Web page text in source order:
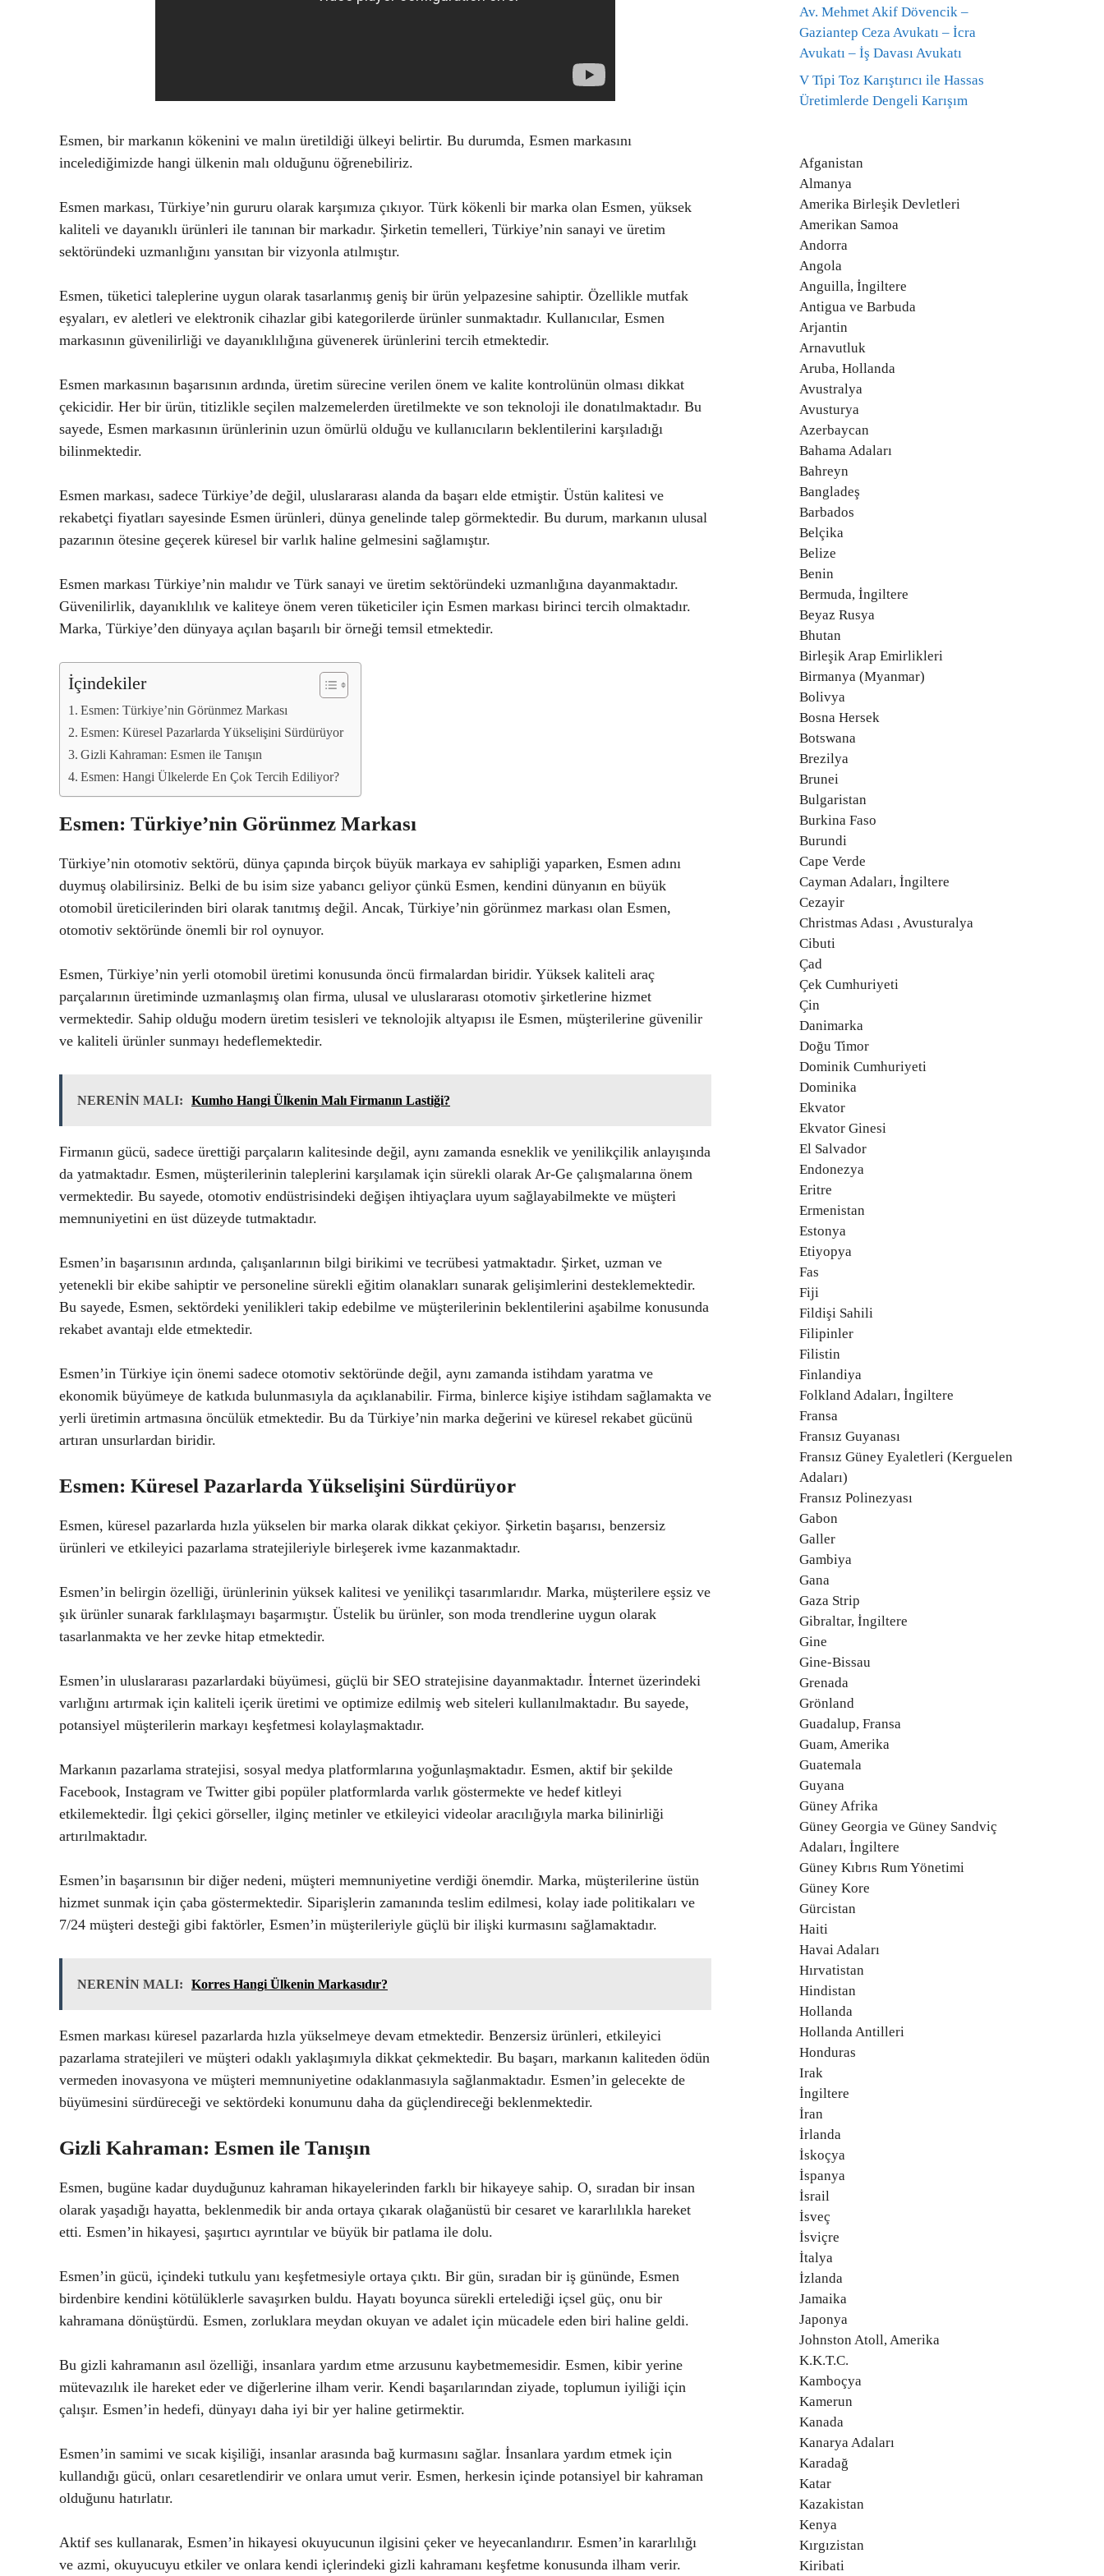
Esmen, bir markanın kökenini ve malın üretildiği ülkeyi belirtir. Bu durumda, Esmen markasını
incelediğimizde hangi ülkenin malı olduğunu öğrenebiliriz.
Esmen markası, Türkiye’nin gururu olarak karşımıza çıkıyor. Türk kökenli bir marka olan Esmen, yüksek
kaliteli ve dayanıklı ürünleri ile tanınan bir markadır. Şirketin temelleri, Türkiye’nin sanayi ve üretim
sektöründeki uzmanlığını yansıtan bir vizyonla atılmıştır.
Esmen, tüketici taleplerine uygun olarak tasarlanmış geniş bir ürün yelpazesine sahiptir. Özellikle mutfak
eşyaları, ev aletleri ve elektronik cihazlar gibi kategorilerde ürünler sunmaktadır. Kullanıcılar, Esmen
markasının güvenilirliği ve dayanıklılığına güvenerek ürünlerini tercih etmektedir.
Esmen markasının başarısının ardında, üretim sürecine verilen önem ve kalite kontrolünün olması dikkat
çekicidir. Her bir ürün, titizlikle seçilen malzemelerden üretilmekte ve son teknoloji ile donatılmaktadır. Bu
sayede, Esmen markasının ürünlerinin uzun ömürlü olduğu ve kullanıcıların beklentilerini karşıladığı
bilinmektedir.
Esmen markası, sadece Türkiye’de değil, uluslararası alanda da başarı elde etmiştir. Üstün kalitesi ve
rekabetçi fiyatları sayesinde Esmen ürünleri, dünya genelinde talep görmektedir. Bu durum, markanın ulusal
pazarının ötesine geçerek küresel bir varlık haline gelmesini sağlamıştır.
Esmen markası Türkiye’nin malıdır ve Türk sanayi ve üretim sektöründeki uzmanlığına dayanmaktadır.
Güvenilirlik, dayanıklılık ve kaliteye önem veren tüketiciler için Esmen markası birinci tercih olmaktadır.
Marka, Türkiye’den dünyaya açılan başarılı bir örneği temsil etmektedir.
İçindekiler
Esmen: Türkiye’nin Görünmez Markası
Esmen: Küresel Pazarlarda Yükselişini Sürdürüyor
Gizli Kahraman: Esmen ile Tanışın
Esmen: Hangi Ülkelerde En Çok Tercih Ediliyor?
Esmen: Türkiye’nin Görünmez Markası
Türkiye’nin otomotiv sektörü, dünya çapında birçok büyük markaya ev sahipliği yaparken, Esmen adını
duymuş olabilirsiniz. Belki de bu isim size yabancı geliyor çünkü Esmen, kendini dünyanın en büyük
otomobil üreticilerinden biri olarak tanıtmış değil. Ancak, Türkiye’nin görünmez markası olan Esmen,
otomotiv sektöründe önemli bir rol oynuyor.
Esmen, Türkiye’nin yerli otomobil üretimi konusunda öncü firmalardan biridir. Yüksek kaliteli araç
parçalarının üretiminde uzmanlaşmış olan firma, ulusal ve uluslararası otomotiv şirketlerine hizmet
vermektedir. Sahip olduğu modern üretim tesisleri ve teknolojik altyapısı ile Esmen, müşterilerine güvenilir
ve kaliteli ürünler sunmayı hedeflemektedir.
NERENİN MALI: Kumho Hangi Ülkenin Malı Firmanın Lastiği?
Firmanın gücü, sadece ürettiği parçaların kalitesinde değil, aynı zamanda esneklik ve yenilikçilik anlayışında
da yatmaktadır. Esmen, müşterilerinin taleplerini karşılamak için sürekli olarak Ar-Ge çalışmalarına önem
vermektedir. Bu sayede, otomotiv endüstrisindeki değişen ihtiyaçlara uyum sağlayabilmekte ve müşteri
memnuniyetini en üst düzeyde tutmaktadır.
Esmen’in başarısının ardında, çalışanlarının bilgi birikimi ve tecrübesi yatmaktadır. Şirket, uzman ve
yetenekli bir ekibe sahiptir ve personeline sürekli eğitim olanakları sunarak gelişimlerini desteklemektedir.
Bu sayede, Esmen, sektördeki yenilikleri takip edebilme ve müşterilerinin beklentilerini aşabilme konusunda
rekabet avantajı elde etmektedir.
Esmen’in Türkiye için önemi sadece otomotiv sektöründe değil, aynı zamanda istihdam yaratma ve
ekonomik büyümeye de katkıda bulunmasıyla da açıklanabilir. Firma, binlerce kişiye istihdam sağlamakta ve
yerli üretimin artmasına öncülük etmektedir. Bu da Türkiye’nin marka değerini ve küresel rekabet gücünü
artıran unsurlardan biridir.
Esmen: Küresel Pazarlarda Yükselişini Sürdürüyor
Esmen, küresel pazarlarda hızla yükselen bir marka olarak dikkat çekiyor. Şirketin başarısı, benzersiz
ürünleri ve etkileyici pazarlama stratejileriyle birleşerek ivme kazanmaktadır.
Esmen’in belirgin özelliği, ürünlerinin yüksek kalitesi ve yenilikçi tasarımlarıdır. Marka, müşterilere eşsiz ve
şık ürünler sunarak farklılaşmayı başarmıştır. Üstelik bu ürünler, son moda trendlerine uygun olarak
tasarlanmakta ve her zevke hitap etmektedir.
Esmen’in uluslararası pazarlardaki büyümesi, güçlü bir SEO stratejisine dayanmaktadır. İnternet üzerindeki
varlığını artırmak için kaliteli içerik üretimi ve optimize edilmiş web siteleri kullanılmaktadır. Bu sayede,
potansiyel müşterilerin markayı keşfetmesi kolaylaşmaktadır.
Markanın pazarlama stratejisi, sosyal medya platformlarına yoğunlaşmaktadır. Esmen, aktif bir şekilde
Facebook, Instagram ve Twitter gibi popüler platformlarda varlık göstermekte ve hedef kitleyi
etkilemektedir. İlgi çekici görseller, ilginç metinler ve etkileyici videolar aracılığıyla marka bilinirliği
artırılmaktadır.
Esmen’in başarısının bir diğer nedeni, müşteri memnuniyetine verdiği önemdir. Marka, müşterilerine üstün
hizmet sunmak için çaba göstermektedir. Siparişlerin zamanında teslim edilmesi, kolay iade politikaları ve
7/24 müşteri desteği gibi faktörler, Esmen’in müşterileriyle güçlü bir ilişki kurmasını sağlamaktadır.
NERENİN MALI: Korres Hangi Ülkenin Markasıdır?
Esmen markası küresel pazarlarda hızla yükselmeye devam etmektedir. Benzersiz ürünleri, etkileyici
pazarlama stratejileri ve müşteri odaklı yaklaşımıyla dikkat çekmektedir. Bu başarı, markanın kaliteden ödün
vermeden inovasyona ve müşteri memnuniyetine odaklanmasıyla sağlanmaktadır. Esmen’in gelecekte de
büyümesini sürdüreceği ve sektördeki konumunu daha da güçlendireceği beklenmektedir.
Gizli Kahraman: Esmen ile Tanışın
Esmen, bugüne kadar duyduğunuz kahraman hikayelerinden farklı bir hikayeye sahip. O, sıradan bir insan
olarak yaşadığı hayatta, beklenmedik bir anda ortaya çıkarak olağanüstü bir cesaret ve kararlılıkla hareket
etti. Esmen’in hikayesi, şaşırtıcı ayrıntılar ve büyük bir patlama ile dolu.
Esmen’in gücü, içindeki tutkulu yanı keşfetmesiyle ortaya çıktı. Bir gün, sıradan bir iş gününde, Esmen
birdenbire kendini kötülüklerle savaşırken buldu. Hayatı boyunca sürekli ertelediği içsel güç, onu bir
kahramana dönüştürdü. Esmen, zorluklara meydan okuyan ve adalet için mücadele eden biri haline geldi.
Bu gizli kahramanın asıl özelliği, insanlara yardım etme arzusunu kaybetmemesidir. Esmen, kibir yerine
mütevazılık ile hareket eder ve diğerlerine ilham verir. Kendi başarılarından ziyade, toplumun iyiliği için
çalışır. Esmen’in hedefi, dünyayı daha iyi bir yer haline getirmektir.
Esmen’in samimi ve sıcak kişiliği, insanlar arasında bağ kurmasını sağlar. İnsanlara yardım etmek için
kullandığı gücü, onları cesaretlendirir ve onlara umut verir. Esmen, herkesin içinde potansiyel bir kahraman
olduğunu hatırlatır.
Aktif ses kullanarak, Esmen’in hikayesi okuyucunun ilgisini çeker ve heyecanlandırır. Esmen’in kararlılığı
ve azmi, okuyucuyu etkiler ve onlara kendi içlerindeki gizli kahramanı keşfetme konusunda ilham verir.
Av. Mehmet Akif Dövencik –
Gaziantep Ceza Avukatı – İcra
Avukatı – İş Davası Avukatı
V Tipi Toz Karıştırıcı ile Hassas
Üretimlerde Dengeli Karışım
Afganistan
Almanya
Amerika Birleşik Devletleri
Amerikan Samoa
Andorra
Angola
Anguilla, İngiltere
Antigua ve Barbuda
Arjantin
Arnavutluk
Aruba, Hollanda
Avustralya
Avusturya
Azerbaycan
Bahama Adaları
Bahreyn
Bangladeş
Barbados
Belçika
Belize
Benin
Bermuda, İngiltere
Beyaz Rusya
Bhutan
Birleşik Arap Emirlikleri
Birmanya (Myanmar)
Bolivya
Bosna Hersek
Botswana
Brezilya
Brunei
Bulgaristan
Burkina Faso
Burundi
Cape Verde
Cayman Adaları, İngiltere
Cezayir
Christmas Adası , Avusturalya
Cibuti
Çad
Çek Cumhuriyeti
Çin
Danimarka
Doğu Timor
Dominik Cumhuriyeti
Dominika
Ekvator
Ekvator Ginesi
El Salvador
Endonezya
Eritre
Ermenistan
Estonya
Etiyopya
Fas
Fiji
Fildişi Sahili
Filipinler
Filistin
Finlandiya
Folkland Adaları, İngiltere
Fransa
Fransız Guyanası
Fransız Güney Eyaletleri (Kerguelen
Adaları)
Fransız Polinezyası
Gabon
Galler
Gambiya
Gana
Gaza Strip
Gibraltar, İngiltere
Gine
Gine-Bissau
Grenada
Grönland
Guadalup, Fransa
Guam, Amerika
Guatemala
Guyana
Güney Afrika
Güney Georgia ve Güney Sandviç
Adaları, İngiltere
Güney Kıbrıs Rum Yönetimi
Güney Kore
Gürcistan
Haiti
Havai Adaları
Hırvatistan
Hindistan
Hollanda
Hollanda Antilleri
Honduras
Irak
İngiltere
İran
İrlanda
İskoçya
İspanya
İsrail
İsveç
İsviçre
İtalya
İzlanda
Jamaika
Japonya
Johnston Atoll, Amerika
K.K.T.C.
Kamboçya
Kamerun
Kanada
Kanarya Adaları
Karadağ
Katar
Kazakistan
Kenya
Kırgızistan
Kiribati